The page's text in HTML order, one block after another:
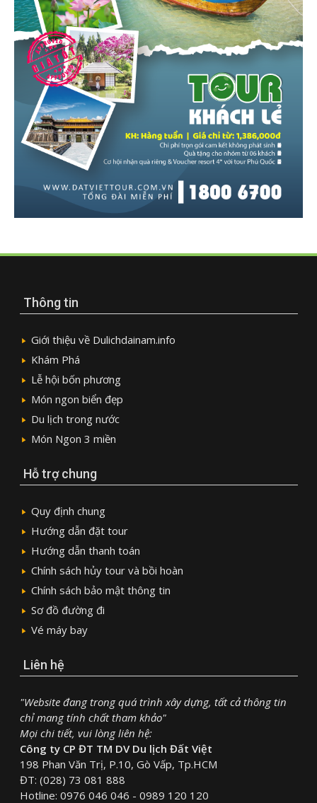
Thông tin
Giới thiệu về Dulichdainam.info
Khám Phá
Lễ hội bốn phương
Món ngon biển đẹp
Du lịch trong nước
Món Ngon 3 miền
Hỗ trợ chung
Quy định chung
Hướng dẫn đặt tour
Hướng dẫn thanh toán
Chính sách hủy tour và bồi hoàn
Chính sách bảo mật thông tin
Sơ đồ đường đi
Vé máy bay
Liên hệ
"Website đang trong quá trình xây dựng, tất cả thông tin
chỉ mang tính chất tham khảo"
Mọi chi tiết, vui lòng liên hệ:
Công ty CP ĐT TM DV Du lịch Đất Việt
198 Phan Văn Trị, P.10, Gò Vấp, Tp.HCM
ĐT: (028) 73 081 888
Hotline: 0976 046 046 - 0989 120 120